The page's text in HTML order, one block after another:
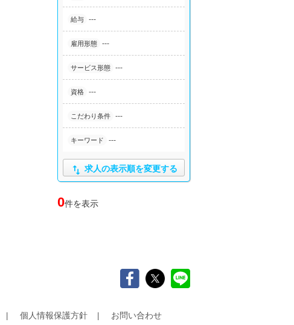
給与 ---
雇用形態 ---
サービス形態 ---
資格 ---
こだわり条件 ---
キーワード ---
 求人の表示順を変更する
0件を表示
個人情報保護方針 お問い合わせ